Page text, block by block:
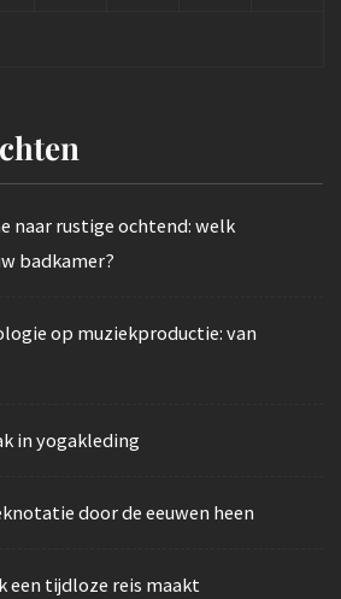
naar rustige ochtend: welk
badkamer?
op muziekproductie: van
in yogakleding
door de eeuwen heen
een tijdloze reis maakt